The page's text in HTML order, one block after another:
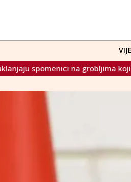
grobljima koji veličaju srpsku